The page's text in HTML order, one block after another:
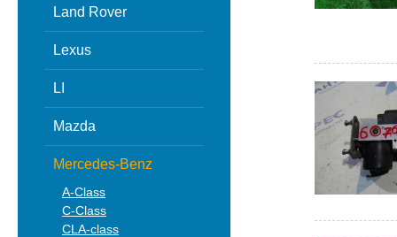
Land Rover
Lexus
LI
Mazda
Mercedes-Benz
A-Class
C-Class
CLA-class